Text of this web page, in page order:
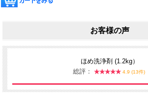
お客様の声
ほめ洗浄剤 (1.2kg）
総評：
4.9 (13件)